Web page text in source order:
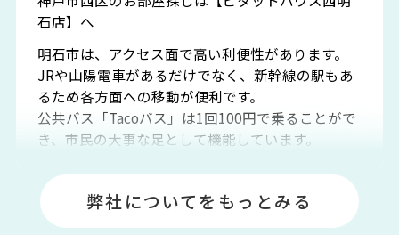
石店】へ
明石市は、アクセス面で高い利便性があります。
JRや山陽電車があるだけでなく、新幹線の駅もあ
るため各方面への移動が便利です。
公共バス「Tacoバス」は1回100円で乗ることがで
き、市民の大事な足として機能しています。
場や釣りスポットが多くあります。JR「大久保
駅」周辺には、ビブレ・イオンをはじめとした買
い物施設も多くあり、買い物にも困りません。
弊社についてをもっとみる